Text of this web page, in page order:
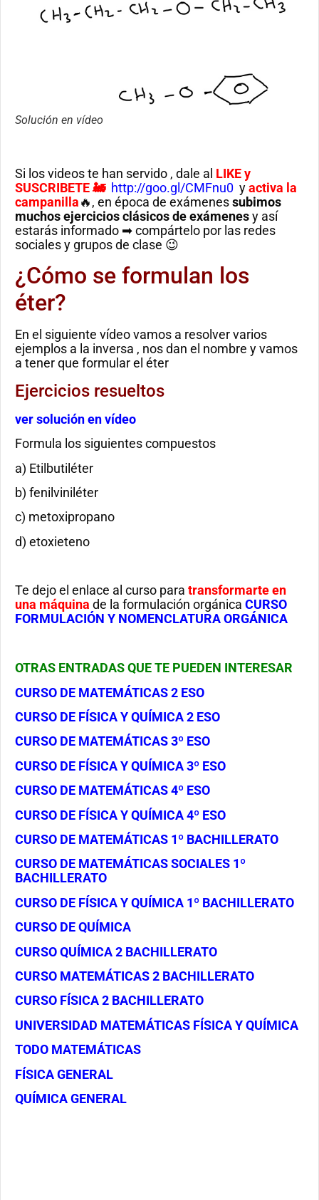
Solución en vídeo
Si los videos te han servido , dale al LIKEy
SUSCRIBETE 🚂 http://goo.gl/CMFnu0 yactiva la
campanilla🔥, en época de exámenessubimos
muchos ejercicios clásicos de exámenesy así
estarás informado ➡ compártelo por las redes
sociales y grupos de clase 😉
¿Cómo se formulan los
éter?
En el siguiente vídeo vamos a resolver varios
ejemplos a la inversa , nos dan el nombre y vamos
a tener que formular el éter
Ejercicios resueltos
ver solución en vídeo
Formula los siguientes compuestos
a) Etilbutiléter
b) fenilviniléter
c) metoxipropano
d) etoxieteno
Te dejo el enlace al curso para transformarte en
una máquina de la formulación orgánica CURSO
FORMULACIÓN Y NOMENCLATURA ORGÁNICA
OTRAS ENTRADAS QUE TE PUEDEN INTERESAR
CURSO DE MATEMÁTICAS 2 ESO
CURSO DE FÍSICA Y QUÍMICA 2 ESO
CURSO DE MATEMÁTICAS 3º ESO
CURSO DE FÍSICA Y QUÍMICA 3º ESO
CURSO DE MATEMÁTICAS 4º ESO
CURSO DE FÍSICA Y QUÍMICA 4º ESO
CURSO DE MATEMÁTICAS 1º BACHILLERATO
CURSO DE MATEMÁTICAS SOCIALES 1º
BACHILLERATO
CURSO DE FÍSICA Y QUÍMICA 1º BACHILLERATO
CURSO DE QUÍMICA
CURSO QUÍMICA 2 BACHILLERATO
CURSO MATEMÁTICAS 2 BACHILLERATO
CURSO FÍSICA 2 BACHILLERATO
UNIVERSIDAD MATEMÁTICAS FÍSICA Y QUÍMICA
TODO MATEMÁTICAS
FÍSICA GENERAL
QUÍMICA GENERAL